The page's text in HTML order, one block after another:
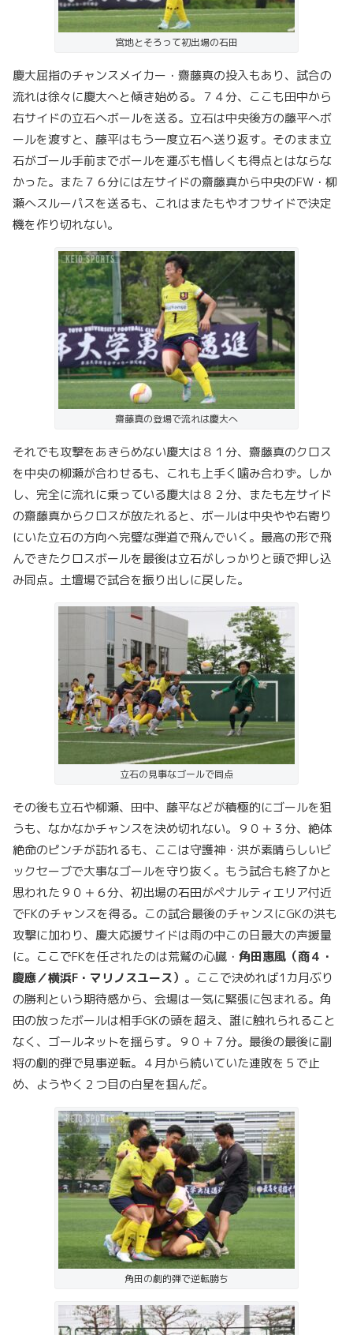
宮地とそろって初出場の石田
慶大屈指のチャンスメイカー・齋藤真の投入もあり、試合の
流れは徐々に慶大へと傾き始める。７４分、ここも田中から
右サイドの立石へボールを送る。立石は中央後方の藤平へボ
ールを渡すと、藤平はもう一度立石へ送り返す。そのまま立
石がゴール手前までボールを運ぶも惜しくも得点とはならな
かった。また７６分には左サイドの齋藤真から中央のFW・柳
瀬へスルーパスを送るも、これはまたもやオフサイドで決定
機を作り切れない。
齋藤真の登場で流れは慶大へ
それでも攻撃をあきらめない慶大は８１分、齋藤真のクロス
を中央の柳瀬が合わせるも、これも上手く噛み合わず。しか
し、完全に流れに乗っている慶大は８２分、またも左サイド
の齋藤真からクロスが放たれると、ボールは中央やや右寄り
にいた立石の方向へ完璧な弾道で飛んでいく。最高の形で飛
んできたクロスボールを最後は立石がしっかりと頭で押し込
み同点。土壇場で試合を振り出しに戻した。
立石の見事なゴールで同点
その後も立石や柳瀬、田中、藤平などが積極的にゴールを狙
うも、なかなかチャンスを決め切れない。９０＋３分、絶体
絶命のピンチが訪れるも、ここは守護神・洪が素晴らしいビ
ックセーブで大事なゴールを守り抜く。もう試合も終了かと
思われた９０＋６分、初出場の石田がペナルティエリア付近
でFKのチャンスを得る。この試合最後のチャンスにGKの洪も
攻撃に加わり、慶大応援サイドは雨の中この日最大の声援量
に。ここでFKを任されたのは荒鷲の心臓・ 角田惠風（商４・
慶應／横浜F・マリノスユース） 。ここで決めれば1カ月ぶり
の勝利という期待感から、会場は一気に緊張に包まれる。角
田の放ったボールは相手GKの頭を超え、誰に触れられること
なく、ゴールネットを揺らす。９０＋７分。最後の最後に副
将の劇的弾で見事逆転。４月から続いていた連敗を５で止
め、ようやく２つ目の白星を掴んだ。
角田の劇的弾で逆転勝ち